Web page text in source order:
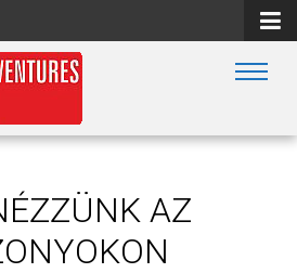
AZ